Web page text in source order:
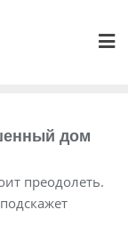
дом
преодолеть.